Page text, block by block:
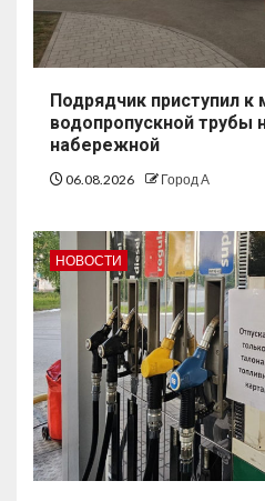
Подрядчик приступил к
водопропускной трубы
набережной
06.08.2026 Город А
НОВОСТИ